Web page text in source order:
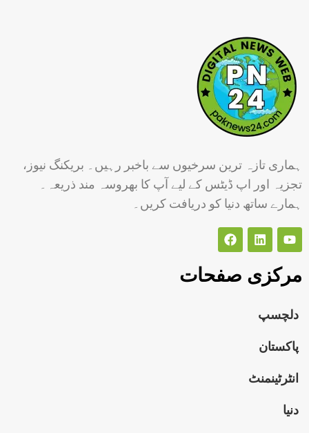
مرکزی صفحات
دلچسپ
پاکستان
انٹرٹینمنٹ
دنیا
ہماری تازہ ترین سرخیوں سے باخبر رہیں۔ بریکنگ نیوز،
تجزیہ اور اپ ڈیٹس کے لیے آپ کا بھروسہ مند ذریعہ۔
ہمارے ساتھ دنیا کو دریافت کریں۔